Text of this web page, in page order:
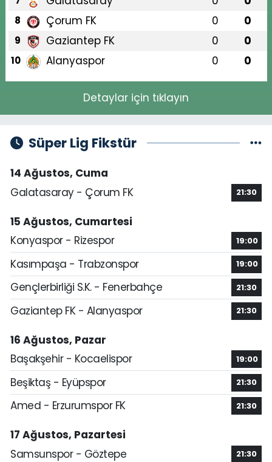
8 Çorum FK 0 0
9 Gaziantep FK 0 0
10 Alanyaspor 0 0
Detaylar için tıklayın
Süper Lig Fikstür
14 Ağustos, Cuma
Galatasaray - Çorum FK
21:30
15 Ağustos, Cumartesi
Konyaspor - Rizespor
19:00
Kasımpaşa - Trabzonspor 19:00
Gençlerbirliği S.K. - Fenerbahçe 21:30
Gaziantep FK - Alanyaspor 21:30
16 Ağustos, Pazar
Başakşehir - Kocaelispor
19:00
Beşiktaş - Eyüpspor 21:30
Amed - Erzurumspor FK 21:30
17 Ağustos, Pazartesi
Samsunspor - Göztepe
21:30